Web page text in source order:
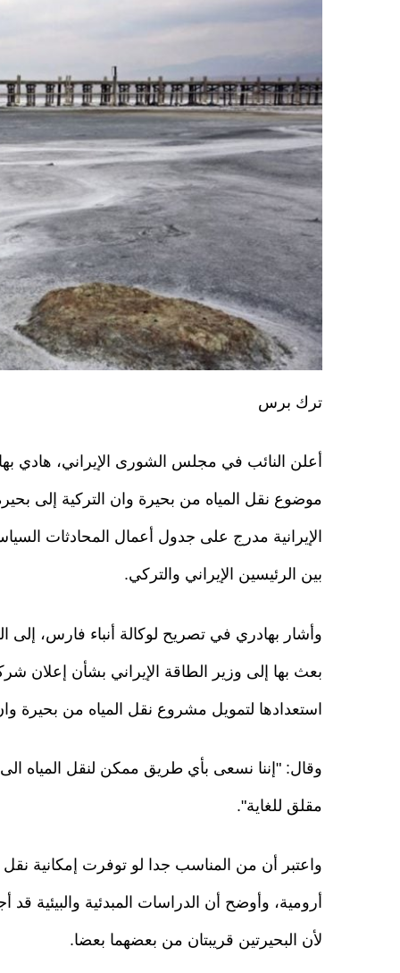
ترك برس
أعلن النائب في مجلس الشورى الإيراني، هادي
موضوع نقل المياه من بحيرة وان التركية إلى
الإيرانية مدرج على جدول أعمال المحادثات
بين الرئيسين الإيراني والتركي.
وأشار بهادري في تصريح لوكالة أنباء فارس، إلى
بعث بها إلى وزير الطاقة الإيراني بشأن إعلان
استعدادها لتمويل مشروع نقل المياه من بحيرة
وقال: "إننا نسعى بأي طريق ممكن لنقل المياه الى
مقلق للغاية".
واعتبر أن من المناسب جدا لو توفرت إمكانية
أرومية، وأوضح أن الدراسات المبدئية
لأن البحيرتين قريبتان من بعضهما بعضا.